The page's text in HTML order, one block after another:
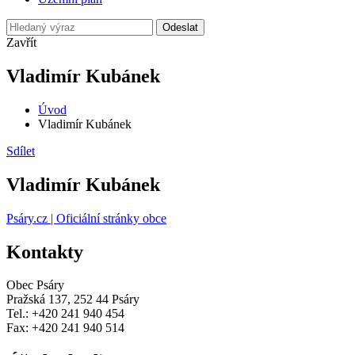
Odeslat
Zavřít
Vladimír Kubánek
Úvod
Vladimír Kubánek
Sdílet
Vladimír Kubánek
Psáry.cz | Oficiální stránky obce
Kontakty
Obec Psáry
Pražská 137, 252 44 Psáry
Tel.: +420 241 940 454
Fax: +420 241 940 514